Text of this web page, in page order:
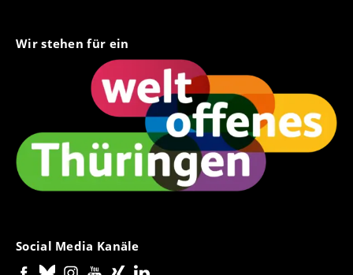
Wir stehen für ein
Social Media Kanäle